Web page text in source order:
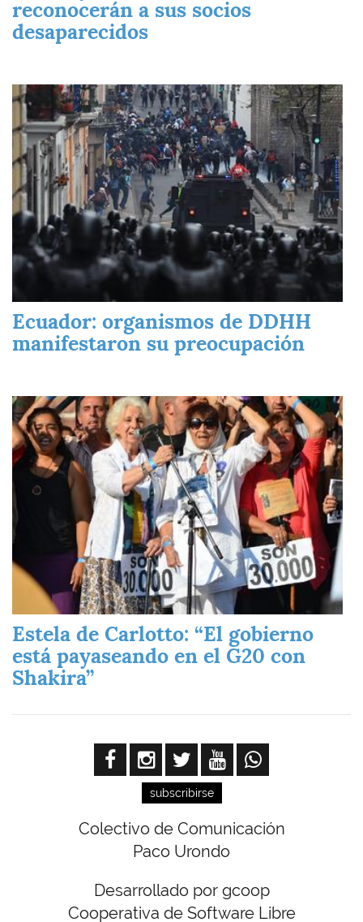
reconocerán a sus socios
desaparecidos
Imagen
Ecuador: organismos de DDHH
manifestaron su preocupación
Imagen
Estela de Carlotto: “El gobierno
está payaseando en el G20 con
Shakira”
subscribirse
Colectivo de Comunicación
Paco Urondo
Desarrollado por gcoop
Cooperativa de Software Libre